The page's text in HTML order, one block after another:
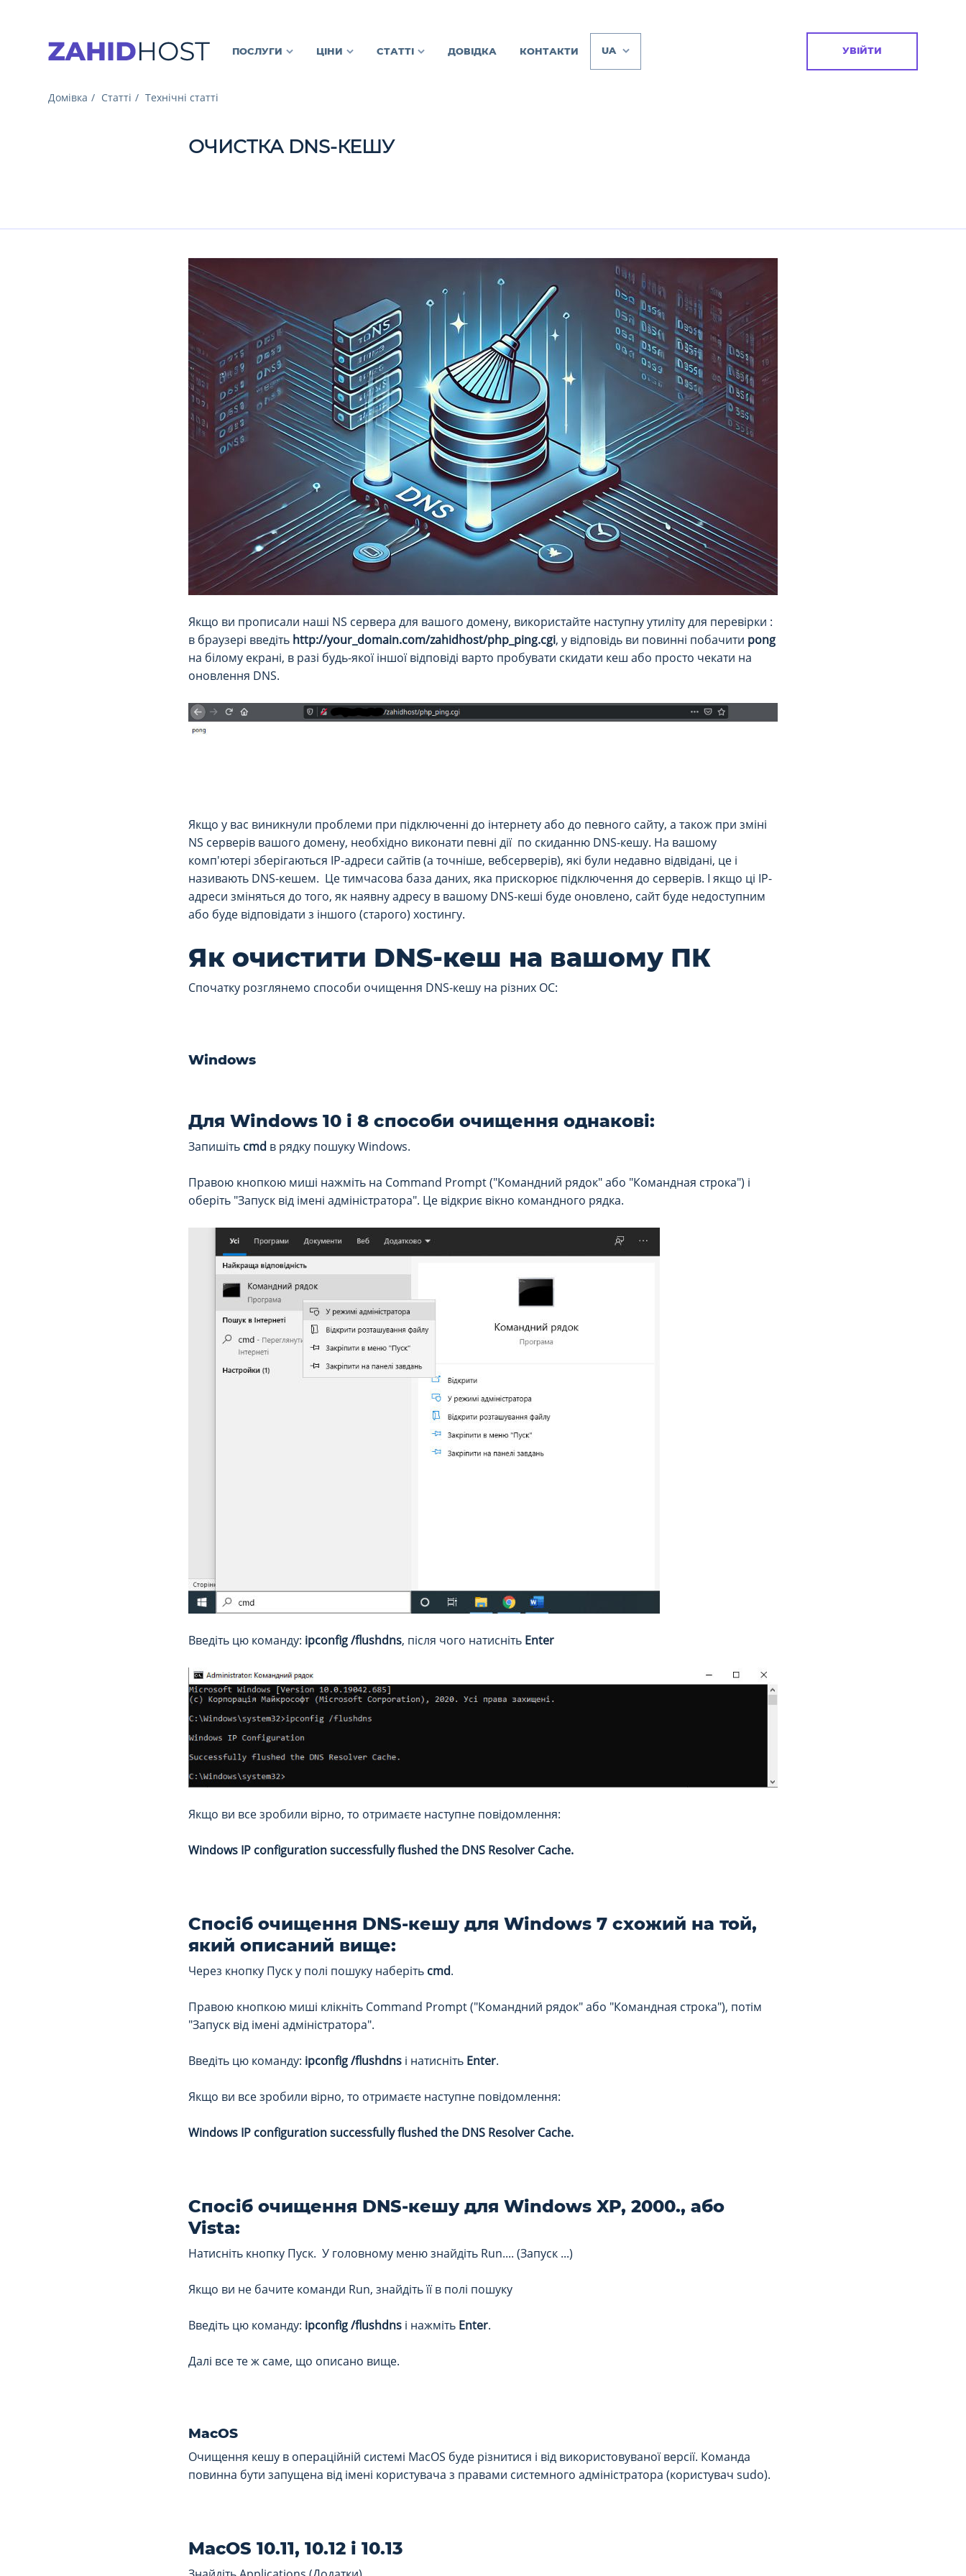
УВІЙТИ
ПОСЛУГИ ЦІНИ СТАТТІ ДОВІДКА КОНТАКТИ UA
Домівка Статті Технічні статті
ОЧИСТКА DNS-КЕШУ
Якщо ви прописали наші NS сервера для вашого домену, використайте наступну утиліту для перевірки :
в браузері введіть http://your_domain.com/zahidhost/php_ping.cgi, у відповідь ви повинні побачити pong
на білому екрані, в разі будь-якої іншої відповіді варто пробувати скидати кеш або просто чекати на
оновлення DNS.
Якщо у вас виникнули проблеми при підключенні до інтернету або до певного сайту, а також при зміні
NS серверів вашого домену, необхідно виконати певні дії по скиданню DNS-кешу. На вашому
комп'ютері зберігаються IP-адреси сайтів (а точніше, вебсерверів), які були недавно відвідані, це і
називають DNS-кешем. Це тимчасова база даних, яка прискорює підключення до серверів. І якщо ці IP-
адреси зміняться до того, як наявну адресу в вашому DNS-кеші буде оновлено, сайт буде недоступним
або буде відповідати з іншого (старого) хостингу.
Як очистити DNS-кеш на вашому ПК
Спочатку розглянемо способи очищення DNS-кешу на різних ОС:
Windows
Для Windows 10 і 8 способи очищення однакові:
Запишіть cmd в рядку пошуку Windows.
Правою кнопкою миші нажміть на Command Prompt ("Командний рядок" або "Командная строка") і
оберіть "Запуск від імені адміністратора". Це відкриє вікно командного рядка.
Введіть цю команду: ipconfig /flushdns, після чого натисніть Enter
Якщо ви все зробили вірно, то отримаєте наступне повідомлення:
Windows IP configuration successfully flushed the DNS Resolver Cache.
Спосіб очищення DNS-кешу для Windows 7 схожий на той,
який описаний вище:
Через кнопку Пуск у полі пошуку наберіть cmd.
Правою кнопкою миші клікніть Command Prompt ("Командний рядок" або "Командная строка"), потім
"Запуск від імені адміністратора".
Введіть цю команду: ipconfig /flushdns і натисніть Enter.
Якщо ви все зробили вірно, то отримаєте наступне повідомлення:
Windows IP configuration successfully flushed the DNS Resolver Cache.
Спосіб очищення DNS-кешу для Windows XP, 2000., або
Vista:
Натисніть кнопку Пуск. У головному меню знайдіть Run.... (Запуск ...)
Якщо ви не бачите команди Run, знайдіть її в полі пошуку
Введіть цю команду: ipconfig /flushdns і нажміть Enter.
Далі все те ж саме, що описано вище.
MacOS
Очищення кешу в операційній системі MacOS буде різнитися і від використовуваної версії. Команда
повинна бути запущена від імені користувача з правами системного адміністратора (користувач sudo).
MacOS 10.11, 10.12 і 10.13